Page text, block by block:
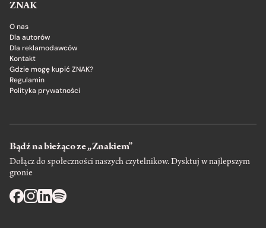
ZNAK
O nas
Dla autorów
Dla reklamodawców
Kontakt
Gdzie mogę kupić ZNAK?
Regulamin
Polityka prywatności
Bądź na bieżąco ze „Znakiem”
Dołącz do społeczności naszych czytelnikow. Dysktuj w najlepszym
gronie